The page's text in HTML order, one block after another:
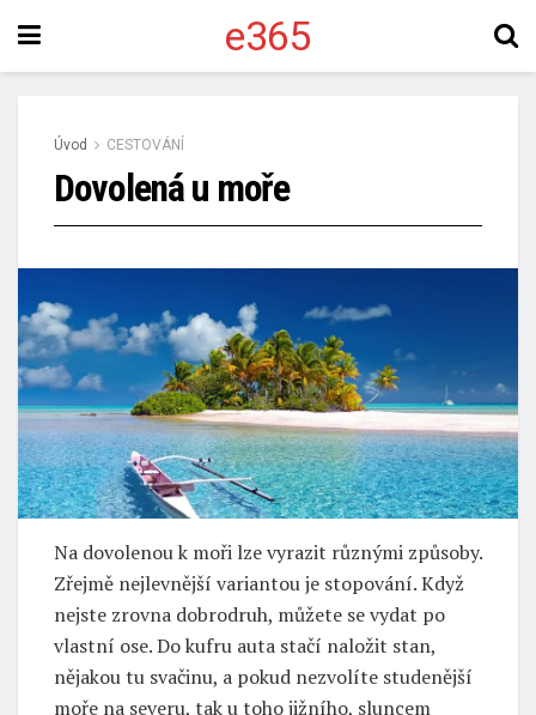
e365
Úvod CESTOVÁNÍ
Dovolená u moře
Na dovolenou k moři lze vyrazit různými způsoby.
Zřejmě nejlevnější variantou je stopování. Když
nejste zrovna dobrodruh, můžete se vydat po
vlastní ose. Do kufru auta stačí naložit stan,
nějakou tu svačinu, a pokud nezvolíte studenější
moře na severu, tak u toho jižního, sluncem